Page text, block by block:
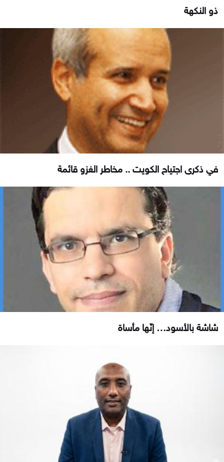
ذو النكهة
في ذكرى اجتياح الكويت .. مخاطر الغزو قائمة
شاشة بالأسود… إنّها مأساة